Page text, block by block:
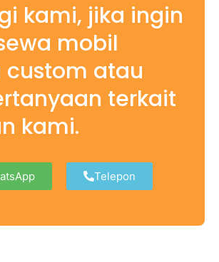
kami, jika ingin
mobil
custom atau
terkait
kami.​
Telepon